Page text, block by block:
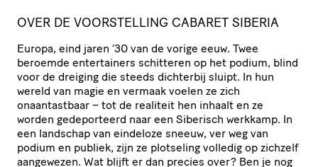
OVER DE VOORSTELLING CABARET SIBERIA
Europa, eind jaren ‘30 van de vorige eeuw. Twee
beroemde entertainers schitteren op het podium, blind
voor de dreiging die steeds dichterbij sluipt. In hun
wereld van magie en vermaak voelen ze zich
onaantastbaar – tot de realiteit hen inhaalt en ze
worden gedeporteerd naar een Siberisch werkkamp. In
een landschap van eindeloze sneeuw, ver weg van
podium en publiek, zijn ze plotseling volledig op zichzelf
aangewezen. Wat blijft er dan precies over? Ben je nog